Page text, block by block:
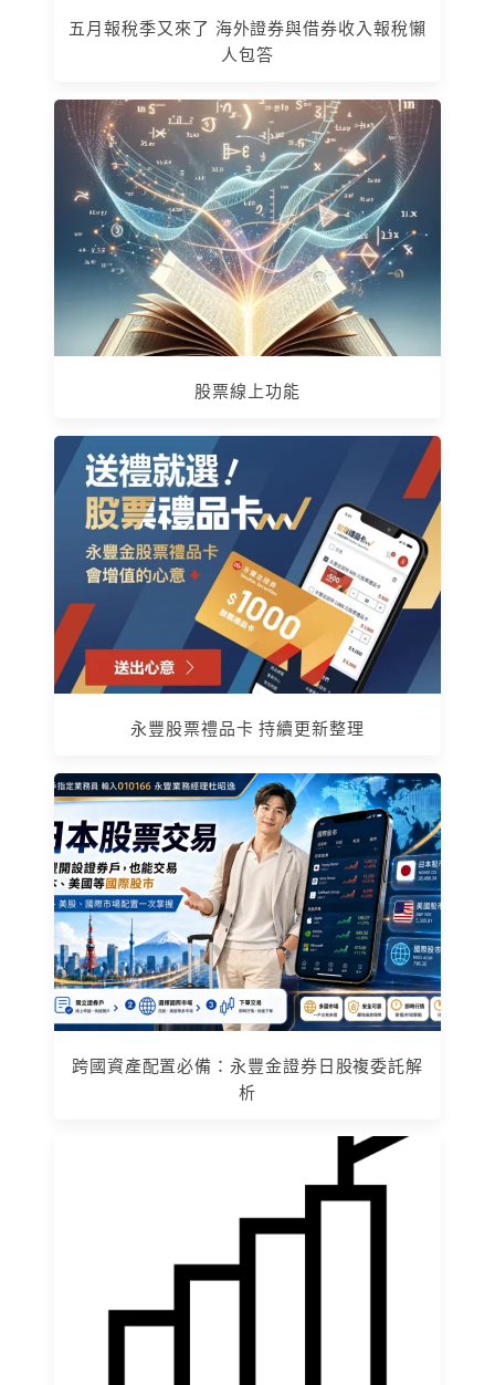
五月報稅季又來了 海外證券與借券收入報稅懶
人包答
股票線上功能
永豐股票禮品卡 持續更新整理
跨國資產配置必備：永豐金證券日股複委託解
析